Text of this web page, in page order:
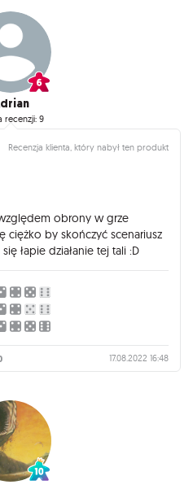
recenzji: 9
Recenzja klienta, który nabył ten produkt
obrony w grze
by skończyć scenariusz
łapie działanie tej tali :D
17.08.2022 16:48